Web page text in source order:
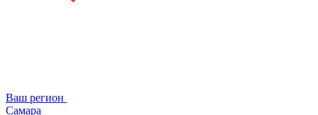
Ваш регион
Самара